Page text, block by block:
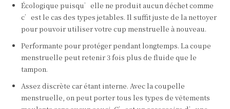
Écologique puisqu’elle ne produit aucun déchet comme
c’est le cas des types jetables. Il suffit juste de la nettoyer
pour pouvoir utiliser votre cup menstruelle à nouveau.
Performante pour protéger pendant longtemps. La coupe
menstruelle peut retenir 3 fois plus de fluide que le
tampon.
Assez discrète car étant interne. Avec la coupelle
menstruelle, on peut porter tous les types de vêtements